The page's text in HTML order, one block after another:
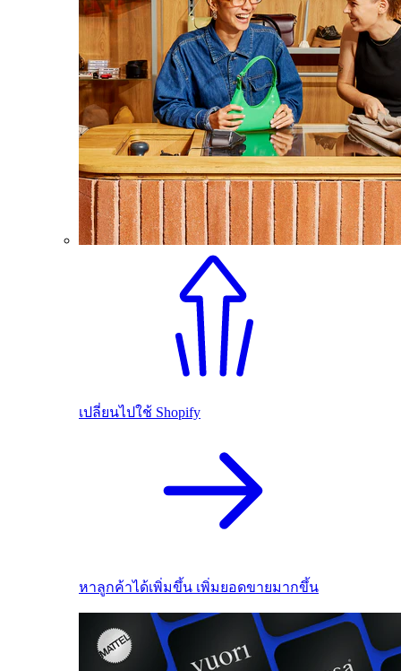
เปลี่ยนไปใช้ Shopify
หาลูกค้าได้เพิ่มขึ้น เพิ่มยอดขายมากขึ้น